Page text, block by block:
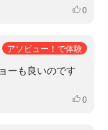
いいね
0
アソビュー！で体験
ーも良いのです
いいね
0